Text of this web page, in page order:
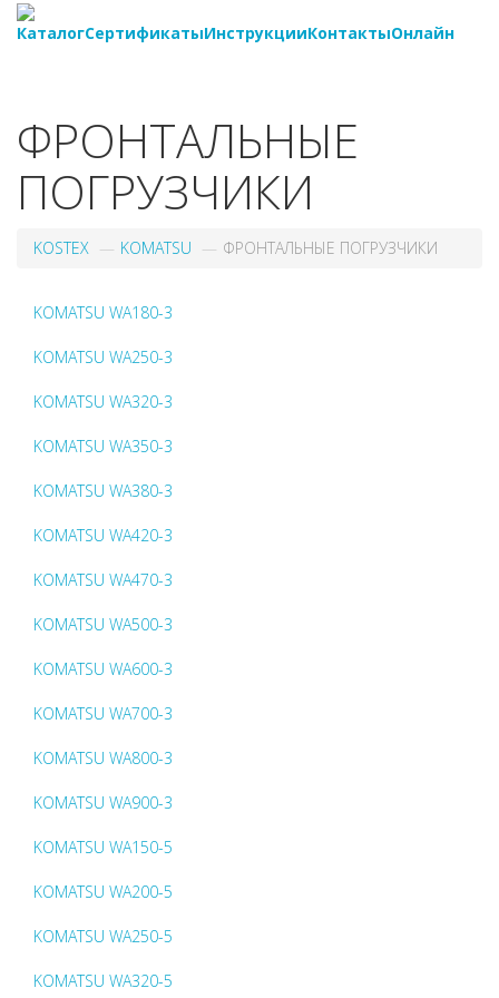
КаталогСертификатыИнструкцииКонтактыОнлайн
ФРОНТАЛЬНЫЕ
ПОГРУЗЧИКИ
KOSTEX KOMATSU ФРОНТАЛЬНЫЕ ПОГРУЗЧИКИ
KOMATSU WA180-3
KOMATSU WA250-3
KOMATSU WA320-3
KOMATSU WA350-3
KOMATSU WA380-3
KOMATSU WA420-3
KOMATSU WA470-3
KOMATSU WA500-3
KOMATSU WA600-3
KOMATSU WA700-3
KOMATSU WA800-3
KOMATSU WA900-3
KOMATSU WA150-5
KOMATSU WA200-5
KOMATSU WA250-5
KOMATSU WA320-5